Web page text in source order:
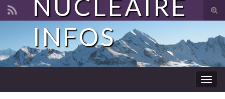
Search for:
NUCLÉAIRE
INFOS